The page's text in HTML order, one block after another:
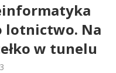
lotnictwo. Na
w tunelu